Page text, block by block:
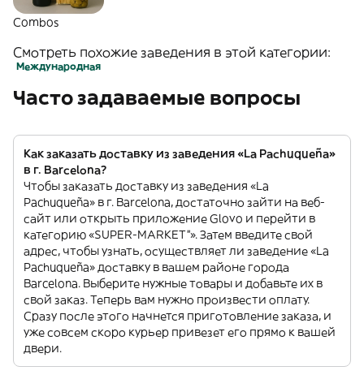
Combos
Смотреть похожие заведения в этой категории:
Международная
Часто задаваемые вопросы
Как заказать доставку из заведения «La Pachuqueña»
в г. Barcelona?
Чтобы заказать доставку из заведения «La
Pachuqueña» в г. Barcelona, достаточно зайти на веб-
сайт или открыть приложение Glovo и перейти в
категорию «SUPER-MARKET”». Затем введите свой
адрес, чтобы узнать, осуществляет ли заведение «La
Pachuqueña» доставку в вашем районе города
Barcelona. Выберите нужные товары и добавьте их в
свой заказ. Теперь вам нужно произвести оплату.
Сразу после этого начнется приготовление заказа, и
уже совсем скоро курьер привезет его прямо к вашей
двери.